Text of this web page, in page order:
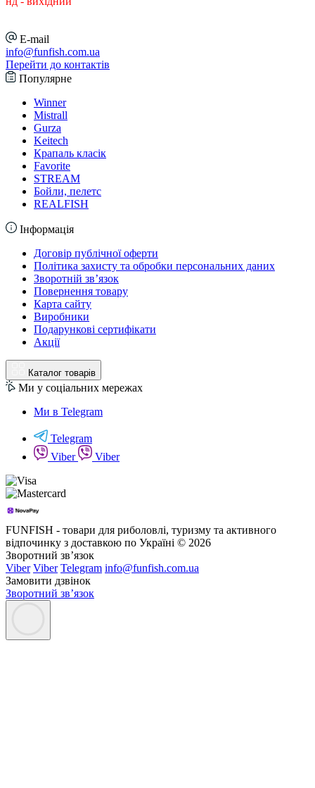
E-mail
info@funfish.com.ua
Перейти до контактів
Популярне
Winner
Mistrall
Gurza
Keitech
Крапаль класік
Favorite
STREAM
Бойли, пелетс
REALFISH
Інформація
Договір публічної оферти
Політика захисту та обробки персональних даних
Зворотній зв’язок
Повернення товару
Карта сайту
Виробники
Подарункові сертифікати
Акції
Каталог товарів
Ми у соціальних мережах
Ми в Telegram
Telegram
Viber
Viber
FUNFISH - товари для риболовлі, туризму та активного
відпочинку з доставкою по Україні © 2026
Зворотний зв’язок
Viber Viber Telegram info@funfish.com.ua
Замовити дзвінок
Зворотний зв’язок